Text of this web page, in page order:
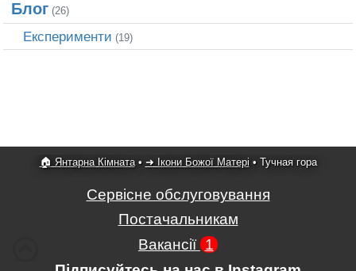
Блог (26)
Експерименти (19)
🏠 Янтарна Кімната• ➜ Ікони Божої Матері • Тучная гора
Сервісне обслуговування
Постачальникам
Вакансії 1